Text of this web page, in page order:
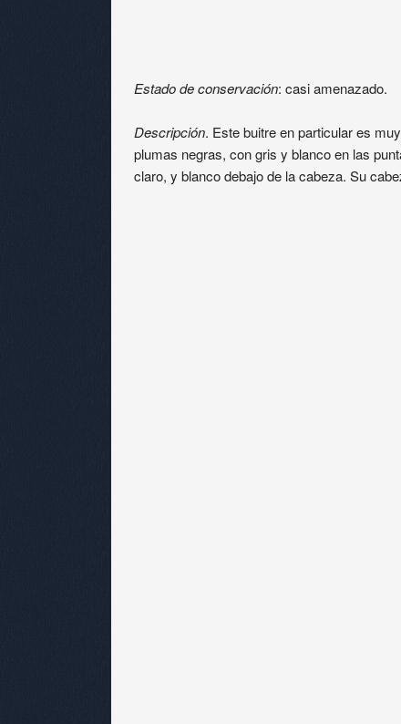
Estado de conservación: casi amenazado.
Descripción. Este buitre en particular es
plumas negras, con gris y blanco en las
claro, y blanco debajo de la cabeza. Su